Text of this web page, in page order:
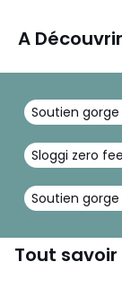
A Découvrir
Soutien
Sloggi zero
Soutien
Tout savoir